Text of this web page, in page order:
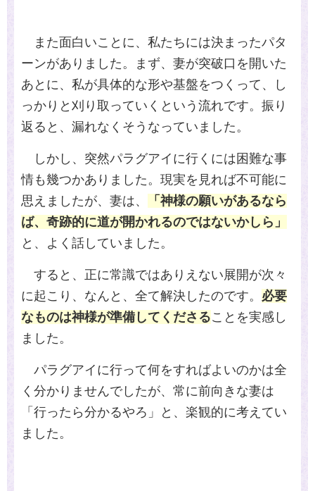
また面白いことに、私たちには決まったパタ
ーンがありました。まず、妻が突破口を開いた
あとに、私が具体的な形や基盤をつくって、し
っかりと刈り取っていくという流れです。振り
返ると、漏れなくそうなっていました。
しかし、突然パラグアイに行くには困難な事
情も幾つかありました。現実を見れば不可能に
思えましたが、妻は、
「神様の願いがあるなら
ば、奇跡的に道が開かれるのではないかしら」
と、よく話していました。
すると、正に常識ではありえない展開が次々
に起こり、なんと、全て解決したのです。 必要
なものは神様が準備してくださることを実感し
ました。
パラグアイに行って何をすればよいのかは全
く分かりませんでしたが、常に前向きな妻は
「行ったら分かるやろ」と、楽観的に考えてい
ました。